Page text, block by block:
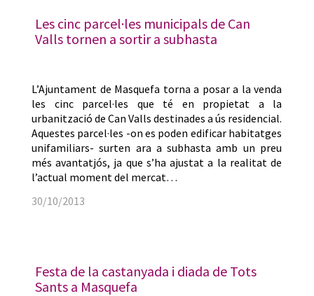
Les cinc parcel·les municipals de Can
Valls tornen a sortir a subhasta
L’Ajuntament de Masquefa torna a posar a la venda
les cinc parcel·les que té en propietat a la
urbanització de Can Valls destinades a ús residencial.
Aquestes parcel·les -on es poden edificar habitatges
unifamiliars- surten ara a subhasta amb un preu
més avantatjós, ja que s’ha ajustat a la realitat de
l’actual moment del mercat…
30/10/2013
Festa de la castanyada i diada de Tots
Sants a Masquefa